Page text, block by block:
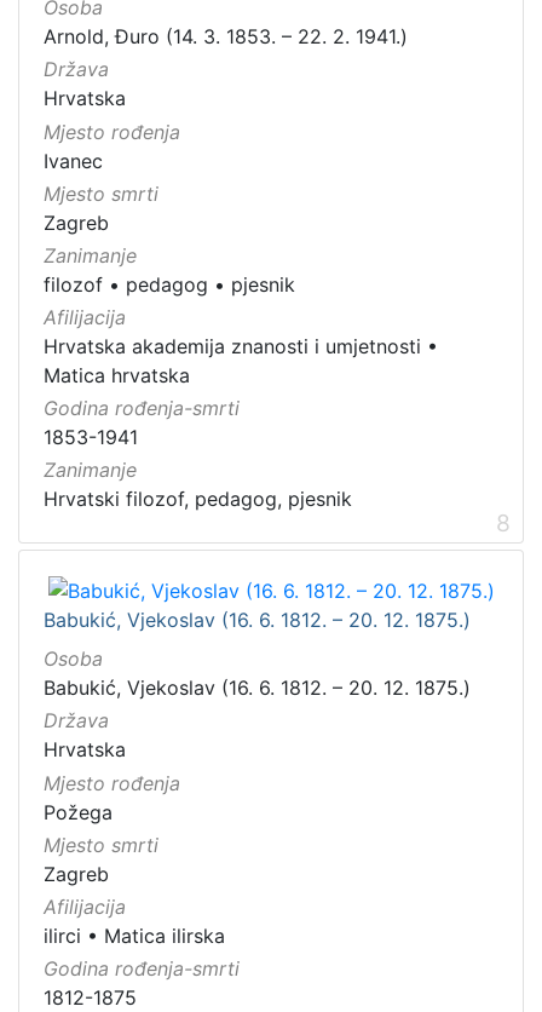
Osoba
Arnold, Đuro (14. 3. 1853. – 22. 2. 1941.)
Država
Hrvatska
Mjesto rođenja
Ivanec
Mjesto smrti
Zagreb
Zanimanje
filozof • pedagog • pjesnik
Afilijacija
Hrvatska akademija znanosti i umjetnosti •
Matica hrvatska
Godina rođenja-smrti
1853-1941
Zanimanje
Hrvatski filozof, pedagog, pjesnik
8
Babukić, Vjekoslav (16. 6. 1812. – 20. 12. 1875.)
Osoba
Babukić, Vjekoslav (16. 6. 1812. – 20. 12. 1875.)
Država
Hrvatska
Mjesto rođenja
Požega
Mjesto smrti
Zagreb
Afilijacija
ilirci • Matica ilirska
Godina rođenja-smrti
1812-1875